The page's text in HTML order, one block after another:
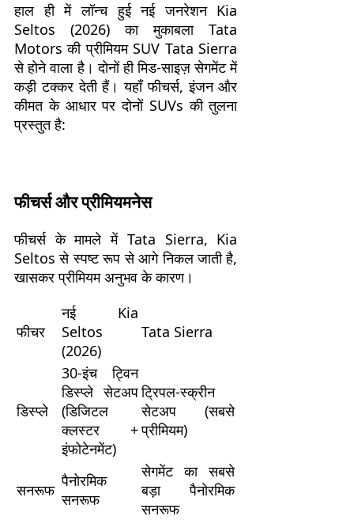
हाल ही में लॉन्च हुई नई जनरेशन Kia
Seltos (2026) का मुकाबला Tata
Motors की प्रीमियम SUV Tata Sierra
से होने वाला है। दोनों ही मिड-साइज़ सेगमेंट में
कड़ी टक्कर देती हैं। यहाँ फीचर्स, इंजन और
कीमत के आधार पर दोनों SUVs की तुलना
प्रस्तुत है:
फीचर्स और प्रीमियमनेस
फीचर्स के मामले में Tata Sierra, Kia
Seltos से स्पष्ट रूप से आगे निकल जाती है,
खासकर प्रीमियम अनुभव के कारण।
फीचर
नई Kia
Seltos
(2026)
Tata Sierra
डिस्प्ले
30-इंच ट्विन
डिस्प्ले सेटअप
(डिजिटल
क्लस्टर +
इंफोटेनमेंट)
ट्रिपल-स्क्रीन
सेटअप (सबसे
प्रीमियम)
सनरूफ पैनोरमिक
सनरूफ
सेगमेंट का सबसे
बड़ा पैनोरमिक
सनरूफ